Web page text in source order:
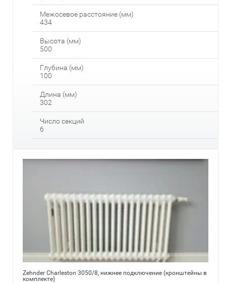
Межосевое расстояние (мм)
434
Высота (мм)
500
Глубина (мм)
100
Длина (мм)
302
Число секций
6
Zehnder Charleston 3050/8, нижнее подключение (кронштейны в
комплекте)